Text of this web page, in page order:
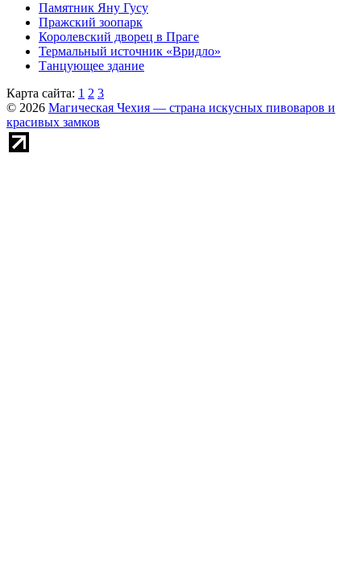
Памятник Яну Гусу
Пражский зоопарк
Королевский дворец в Праге
Термальный источник «Вридло»
Танцующее здание
Карта сайта: 1 2 3
© 2026 Магическая Чехия — страна искусных пивоваров и
красивых замков